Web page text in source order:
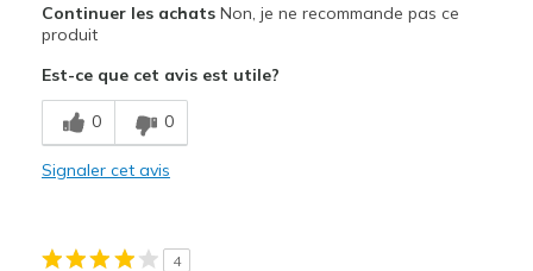
Poor Cushioning
Poor Quality
View On Shoes
Continuer les achatsNon, je ne recommande pas ce
produit
Est-ce que cet avis est utile?
0 0
Signaler cet avis
4